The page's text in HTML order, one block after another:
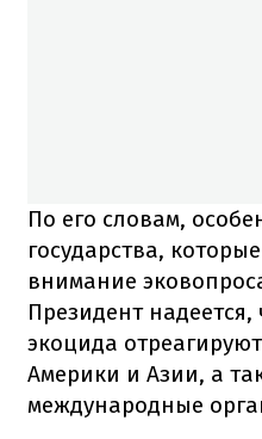
По его словам,
государства,
внимание
Президент
экоцида
Америки и Азии, а
международные